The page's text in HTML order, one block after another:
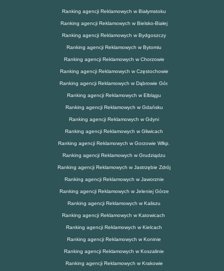
Ranking agencji Reklamowych w Białymstoku
Ranking agencji Reklamowych w Bielsko-Białej
Ranking agencji Reklamowych w Bydgoszczy
Ranking agencji Reklamowych w Bytomiu
Ranking agencji Reklamowych w Chorzowie
Ranking agencji Reklamowych w Częstochowie
Ranking agencji Reklamowych w Dąbrowie Gór.
Ranking agencji Reklamowych w Elblągu
Ranking agencji Reklamowych w Gdańsku
Ranking agencji Reklamowych w Gdyni
Ranking agencji Reklamowych w Gliwicach
Ranking agencji Reklamowych w Gorzowie Wlkp.
Ranking agencji Reklamowych w Grudziądzu
Ranking agencji Reklamowych w Jastrzębie Zdrój
Ranking agencji Reklamowych w Jaworznie
Ranking agencji Reklamowych w Jeleniej Górze
Ranking agencji Reklamowych w Kaliszu
Ranking agencji Reklamowych w Katowicach
Ranking agencji Reklamowych w Kielcach
Ranking agencji Reklamowych w Koninie
Ranking agencji Reklamowych w Koszalinie
Ranking agencji Reklamowych w Krakowie